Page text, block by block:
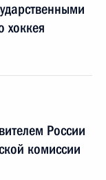
хоккея
России
комиссии